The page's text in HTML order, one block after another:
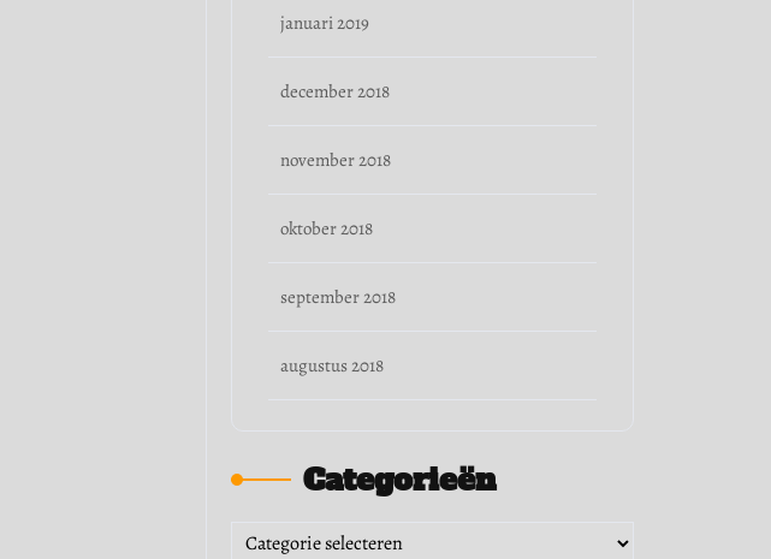
januari 2019
december 2018
november 2018
oktober 2018
september 2018
augustus 2018
Categorieën
Categorieën